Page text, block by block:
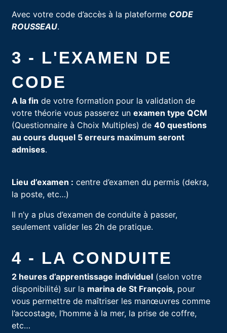
Avec votre code d’accès à la plateforme CODE
ROUSSEAU.
3 - L'EXAMEN DE
CODE
A la fin de votre formation pour la validation de
votre théorie vous passerez un examen type QCM
(Questionnaire à Choix Multiples) de 40 questions
au cours duquel 5 erreurs maximum seront
admises.
Lieu d’examen : centre d’examen du permis (dekra,
la poste, etc…)
Il n’y a plus d’examen de conduite à passer,
seulement valider les 2h de pratique.
4 - LA CONDUITE
2 heures d’apprentissage individuel (selon votre
disponibilité) sur la marina de St François, pour
vous permettre de maîtriser les manœuvres comme
l’accostage, l’homme à la mer, la prise de coffre,
etc…